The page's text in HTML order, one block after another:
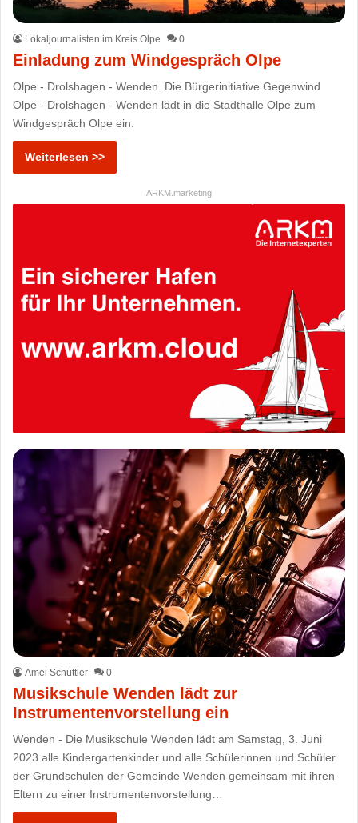
Lokaljournalisten im Kreis Olpe 0
Einladung zum Windgespräch Olpe
Olpe - Drolshagen - Wenden. Die Bürgerinitiative Gegenwind
Olpe - Drolshagen - Wenden lädt in die Stadthalle Olpe zum
Windgespräch Olpe ein.
Weiterlesen >>
ARKM.marketing
Amei Schüttler 0
Musikschule Wenden lädt zur
Instrumentenvorstellung ein
Wenden - Die Musikschule Wenden lädt am Samstag, 3. Juni
2023 alle Kindergartenkinder und alle Schülerinnen und Schüler
der Grundschulen der Gemeinde Wenden gemeinsam mit ihren
Eltern zu einer Instrumentenvorstellung…